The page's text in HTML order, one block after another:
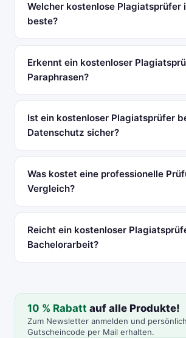
Welcher kostenlose Plagiatsprüfer
beste?
Erkennt ein kostenloser
Paraphrasen?
Ist ein kostenloser Plagiatsprüfer
Datenschutz sicher?
Was kostet eine professionelle
Vergleich?
Reicht ein kostenloser
Bachelorarbeit?
10 % Rabatt auf alle Produkte!
Zum Newsletter anmelden und
Gutscheincode per Mail erhalten.